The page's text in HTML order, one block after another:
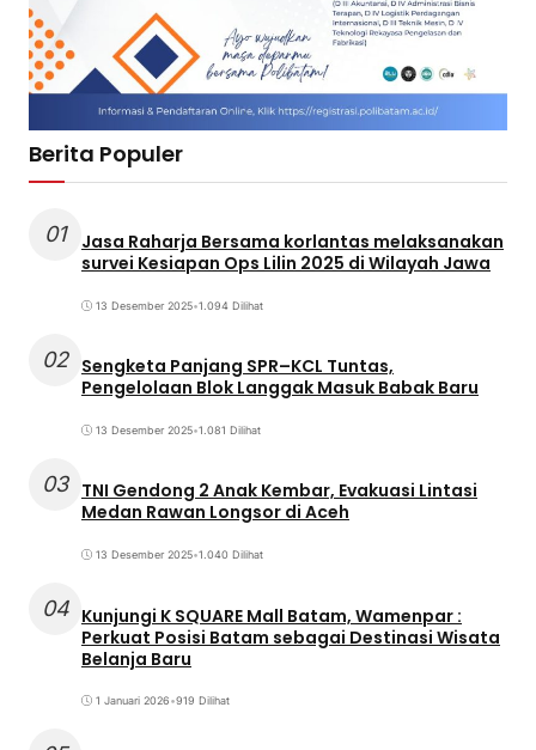
Berita Populer
01
Jasa Raharja Bersama korlantas melaksanakan
survei Kesiapan Ops Lilin 2025 di Wilayah Jawa
13 Desember 2025•1.094 Dilihat
02 Sengketa Panjang SPR–KCL Tuntas,
Pengelolaan Blok Langgak Masuk Babak Baru
13 Desember 2025•1.081 Dilihat
03 TNI Gendong 2 Anak Kembar, Evakuasi Lintasi
Medan Rawan Longsor di Aceh
13 Desember 2025•1.040 Dilihat
04 Kunjungi K SQUARE Mall Batam, Wamenpar :
Perkuat Posisi Batam sebagai Destinasi Wisata
Belanja Baru
1 Januari 2026•919 Dilihat